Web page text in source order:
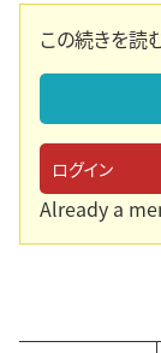
この続きを読
ログイン
Already a